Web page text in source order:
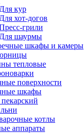
Для кур
Для хот-догов
грили
Для шаурмы
шкафы и камеры
тепловые
поверхности
шкафы
котлы
аппараты